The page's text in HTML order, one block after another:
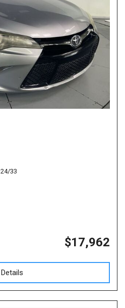
24/33
$17,962
Details